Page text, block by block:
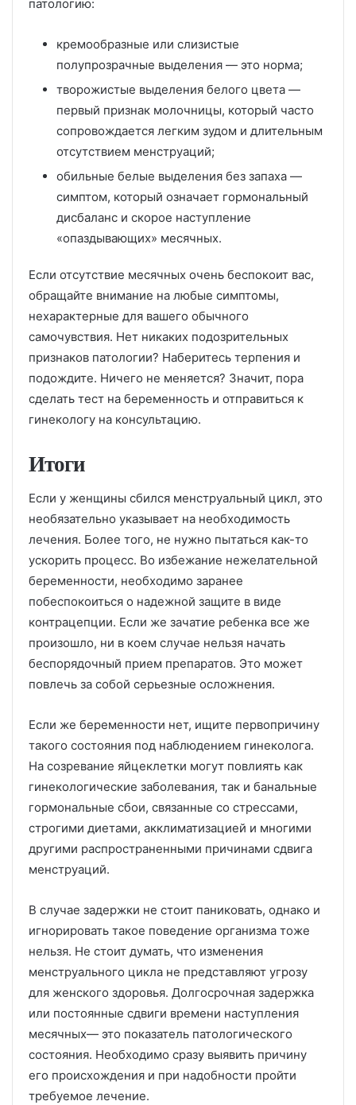
патологию:
кремообразные или слизистые
полупрозрачные выделения — это норма;
творожистые выделения белого цвета —
первый признак молочницы, который часто
сопровождается легким зудом и длительным
отсутствием менструаций;
обильные белые выделения без запаха —
симптом, который означает гормональный
дисбаланс и скорое наступление
«опаздывающих» месячных.
Если отсутствие месячных очень беспокоит вас,
обращайте внимание на любые симптомы,
нехарактерные для вашего обычного
самочувствия. Нет никаких подозрительных
признаков патологии? Наберитесь терпения и
подождите. Ничего не меняется? Значит, пора
сделать тест на беременность и отправиться к
гинекологу на консультацию.
Итоги
Если у женщины сбился менструальный цикл, это
необязательно указывает на необходимость
лечения. Более того, не нужно пытаться как-то
ускорить процесс. Во избежание нежелательной
беременности, необходимо заранее
побеспокоиться о надежной защите в виде
контрацепции. Если же зачатие ребенка все же
произошло, ни в коем случае нельзя начать
беспорядочный прием препаратов. Это может
повлечь за собой серьезные осложнения.
Если же беременности нет, ищите первопричину
такого состояния под наблюдением гинеколога.
На созревание яйцеклетки могут повлиять как
гинекологические заболевания, так и банальные
гормональные сбои, связанные со стрессами,
строгими диетами, акклиматизацией и многими
другими распространенными причинами сдвига
менструаций.
В случае задержки не стоит паниковать, однако и
игнорировать такое поведение организма тоже
нельзя. Не стоит думать, что изменения
менструального цикла не представляют угрозу
для женского здоровья. Долгосрочная задержка
или постоянные сдвиги времени наступления
месячных— это показатель патологического
состояния. Необходимо сразу выявить причину
его происхождения и при надобности пройти
требуемое лечение.